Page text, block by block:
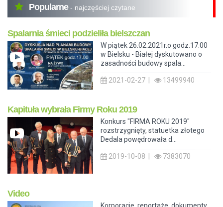
Popularne - najczęściej czytane
Spalarnia śmieci podzieliła bielszczan
W piątek 26.02.2021r.o godz.17.00
w Bielsku - Białej dyskutowano o
zasadności budowy spala...
2021-02-27 | 13499940
Kapituła wybrała Firmy Roku 2019
Konkurs "FIRMA ROKU 2019"
rozstrzygnięty, statuetka złotego
Dedala powędrowała d...
2019-10-08 | 7383070
Video